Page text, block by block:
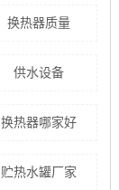
换热器质量
供水设备
换热器哪家好
贮热水罐厂家